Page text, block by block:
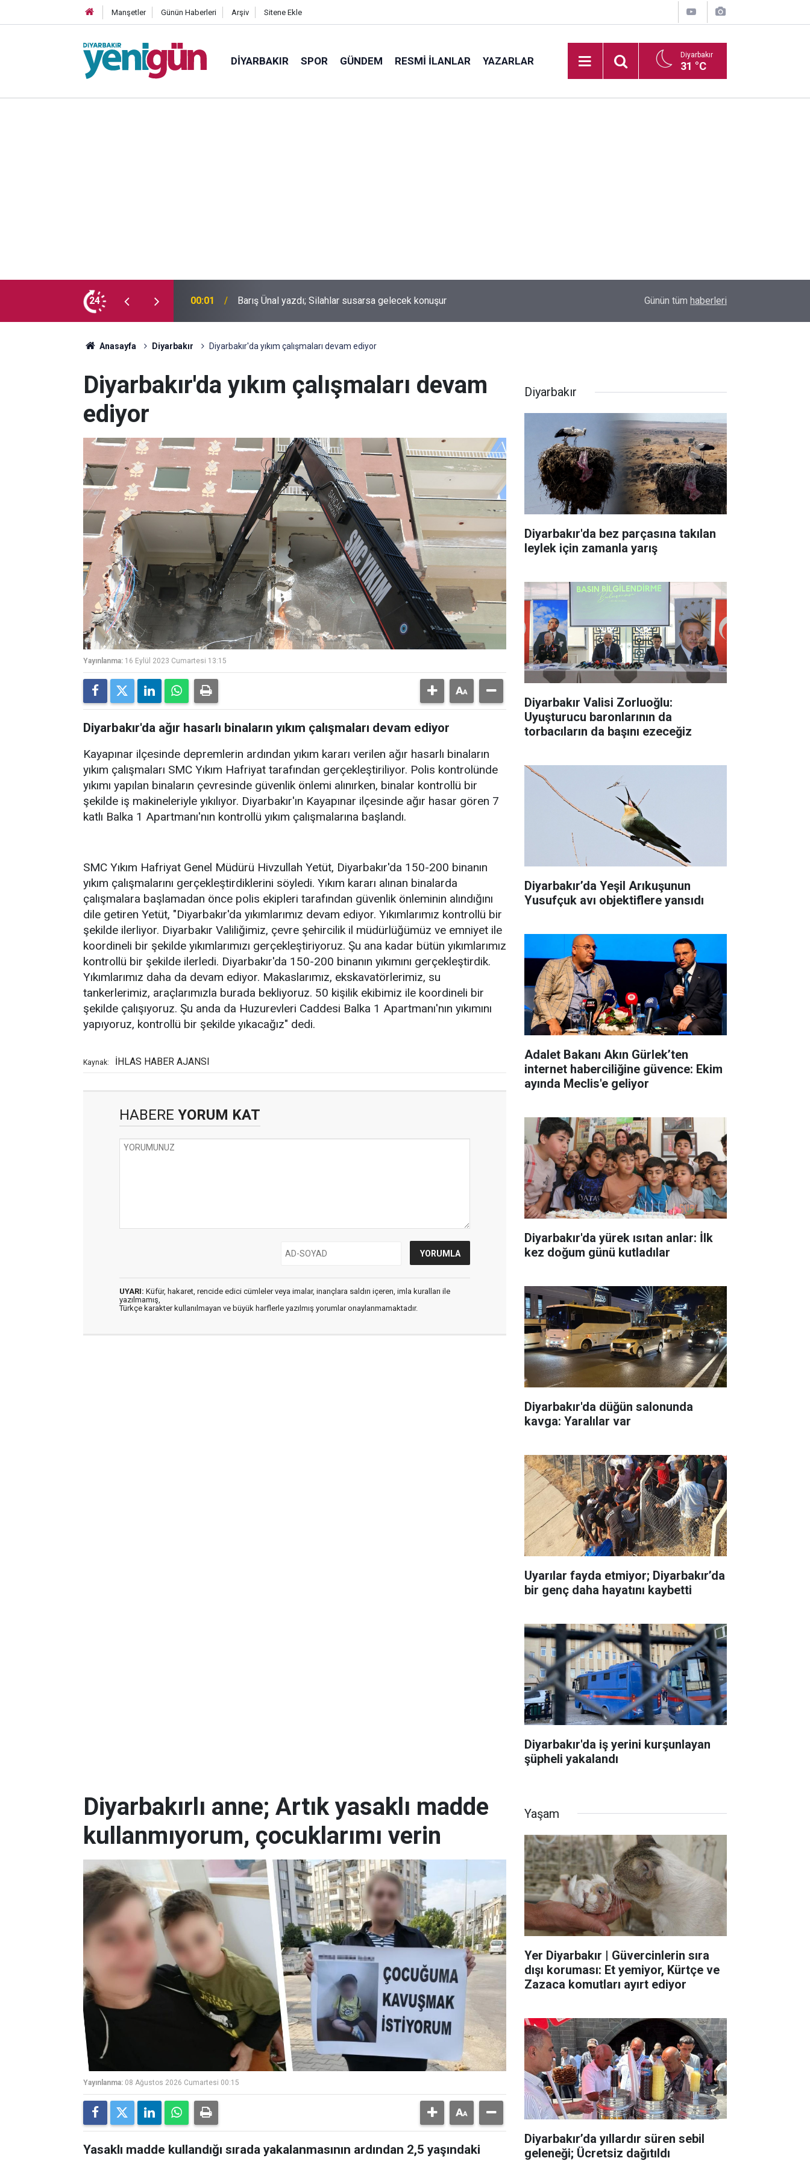
Manşetler Günün Haberleri Arşiv Sitene Ekle
DIYARBAKIR SPOR GÜNDEM RESMI İLANLAR YAZARLAR Diyarbakır
31 °C
24 00:01 Barış Ünal yazdı; Silahlar susarsa gelecek konuşur Kurtarmaya çalıştığı eşiyle beraber boğuldu
Günün tüm haberleri
Anasayfa Diyarbakır Diyarbakır'da yıkım çalışmaları devam ediyor
Diyarbakır'da yıkım çalışmaları devam
ediyor
Yayınlanma: 16 Eylül 2023 Cumartesi 13:15
Diyarbakır'da ağır hasarlı binaların yıkım çalışmaları devam ediyor
Kayapınar ilçesinde depremlerin ardından yıkım kararı verilen ağır hasarlı binaların
yıkım çalışmaları SMC Yıkım Hafriyat tarafından gerçekleştiriliyor. Polis kontrolünde
yıkımı yapılan binaların çevresinde güvenlik önlemi alınırken, binalar kontrollü bir
şekilde iş makineleriyle yıkılıyor. Diyarbakır'ın Kayapınar ilçesinde ağır hasar gören 7
katlı Balka 1 Apartmanı'nın kontrollü yıkım çalışmalarına başlandı.
SMC Yıkım Hafriyat Genel Müdürü Hivzullah Yetüt, Diyarbakır'da 150-200 binanın
yıkım çalışmalarını gerçekleştirdiklerini söyledi. Yıkım kararı alınan binalarda
çalışmalara başlamadan önce polis ekipleri tarafından güvenlik önleminin alındığını
dile getiren Yetüt, "Diyarbakır'da yıkımlarımız devam ediyor. Yıkımlarımız kontrollü bir
şekilde ilerliyor. Diyarbakır Valiliğimiz, çevre şehircilik il müdürlüğümüz ve emniyet ile
koordineli bir şekilde yıkımlarımızı gerçekleştiriyoruz. Şu ana kadar bütün yıkımlarımız
kontrollü bir şekilde ilerledi. Diyarbakır'da 150-200 binanın yıkımını gerçekleştirdik.
Yıkımlarımız daha da devam ediyor. Makaslarımız, ekskavatörlerimiz, su
tankerlerimiz, araçlarımızla burada bekliyoruz. 50 kişilik ekibimiz ile koordineli bir
şekilde çalışıyoruz. Şu anda da Huzurevleri Caddesi Balka 1 Apartmanı'nın yıkımını
yapıyoruz, kontrollü bir şekilde yıkacağız" dedi.
Kaynak: İHLAS HABER AJANSI
HABERE YORUM KAT
UYARI: Küfür, hakaret, rencide edici cümleler veya imalar, inançlara saldırı içeren, imla kuralları ile
yazılmamış,
Türkçe karakter kullanılmayan ve büyük harflerle yazılmış yorumlar onaylanmamaktadır.
Diyarbakır
Diyarbakır'da bez parçasına takılan
leylek için zamanla yarış
Diyarbakır Valisi Zorluoğlu:
Uyuşturucu baronlarının da
torbacıların da başını ezeceğiz
Diyarbakır’da Yeşil Arıkuşunun
Yusufçuk avı objektiflere yansıdı
Adalet Bakanı Akın Gürlek’ten
internet haberciliğine güvence: Ekim
ayında Meclis'e geliyor
Diyarbakır'da yürek ısıtan anlar: İlk
kez doğum günü kutladılar
Diyarbakır'da düğün salonunda
kavga: Yaralılar var
Uyarılar fayda etmiyor; Diyarbakır’da
bir genç daha hayatını kaybetti
Diyarbakır'da iş yerini kurşunlayan
şüpheli yakalandı
Diyarbakırlı anne; Artık yasaklı madde
kullanmıyorum, çocuklarımı verin
Yayınlanma: 08 Ağustos 2026 Cumartesi 00:15
Yasaklı madde kullandığı sırada yakalanmasının ardından 2,5 yaşındaki
Yaşam
Yer Diyarbakır | Güvercinlerin sıra
dışı koruması: Et yemiyor, Kürtçe ve
Zazaca komutları ayırt ediyor
Diyarbakır’da yıllardır süren sebil
geleneği; Ücretsiz dağıtıldı